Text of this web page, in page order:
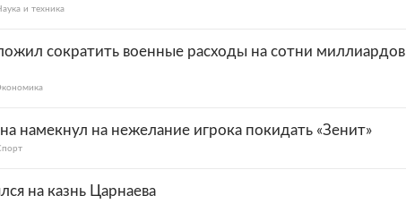
и техника
сократить военные расходы на сотни миллиардов
намекнул на нежелание игрока покидать «Зенит»
на казнь Царнаева